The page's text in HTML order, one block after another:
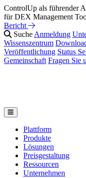
ControlUp als führender
für DEX Management
Bericht
Suche Anmeldung
Wissenszentrum
Veröffentlichung Status
Gemeinschaft Fragen Sie
Plattform
Produkte
Lösungen
Preisgestaltung
Ressourcen
Unternehmen